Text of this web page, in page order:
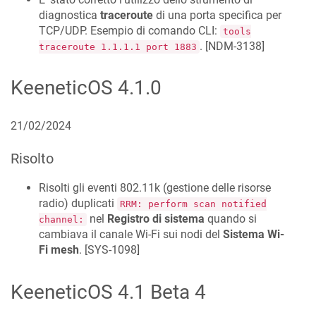
diagnostica traceroute di una porta specifica per
TCP/UDP. Esempio di comando CLI: tools
traceroute 1.1.1.1 port 1883 . [NDM-3138]
KeeneticOS 4.1.0
21/02/2024
Risolto
Risolti gli eventi 802.11k (gestione delle risorse
radio) duplicati
RRM: perform scan notified
channel:
nel Registro di sistema quando si
cambiava il canale Wi-Fi sui nodi del Sistema Wi-
Fi mesh. [SYS-1098]
KeeneticOS 4.1 Beta 4